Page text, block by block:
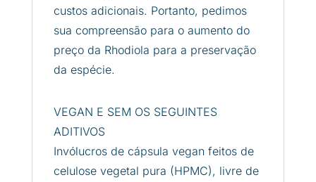
custos adicionais. Portanto, pedimos
sua compreensão para o aumento do
preço da Rhodiola para a preservação
da espécie.
VEGAN E SEM OS SEGUINTES
ADITIVOS
Invólucros de cápsula vegan feitos de
celulose vegetal pura (HPMC), livre de